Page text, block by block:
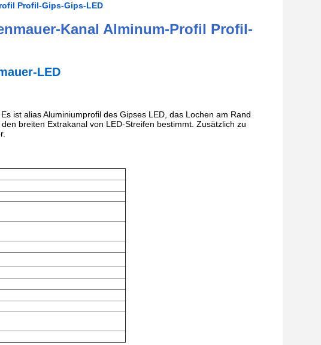
Profil-Gips-Gips-LED
Kanal Alminum-Profil Profil-
LED
ist alias Aluminiumprofil des Gipses LED, das Lochen am Rand
breiten Extrakanal von LED-Streifen bestimmt. Zusätzlich zu